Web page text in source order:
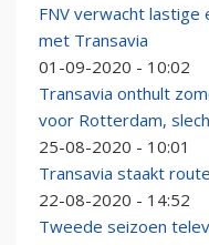
FNV verwacht lastige
met Transavia
01-09-2020 - 10:02
Transavia onthult
voor Rotterdam,
25-08-2020 - 10:01
Transavia staakt
22-08-2020 - 14:52
Tweede seizoen